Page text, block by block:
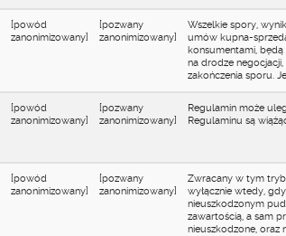
[powód
zanonimizowany]
[pozwany
zanonimizowany]
Wszelkie spory,
umów kupna-
konsumentami,
na drodze
zakończenia sporu.
[powód
zanonimizowany]
[pozwany
zanonimizowany]
Regulamin może
Regulaminu są
[powód
zanonimizowany]
[pozwany
zanonimizowany]
Zwracany w tym
wyłącznie wtedy,
nieuszkodzonym
zawartością, a sam
nieuszkodzone, oraz